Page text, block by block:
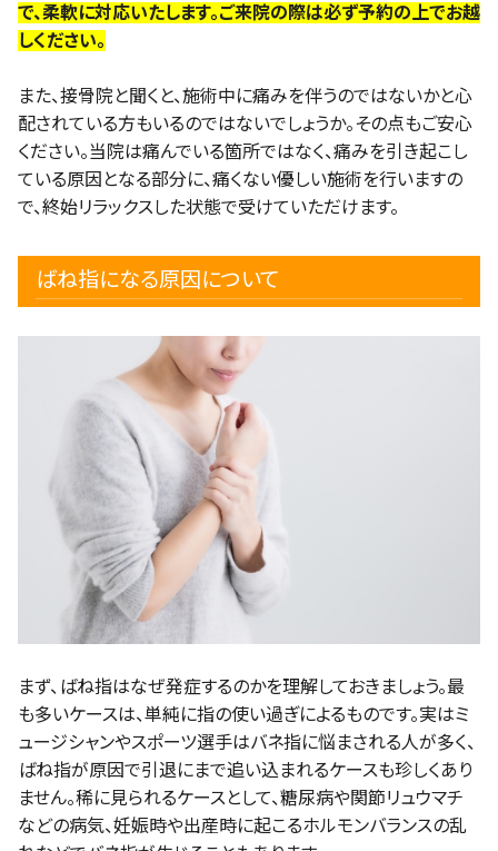
で、柔軟に対応いたします。ご来院の際は必ず予約の上でお越
しください。
また、接骨院と聞くと、施術中に痛みを伴うのではないかと心
配されている方もいるのではないでしょうか。その点もご安心
ください。当院は痛んでいる箇所ではなく、痛みを引き起こし
ている原因となる部分に、痛くない優しい施術を行いますの
で、終始リラックスした状態で受けていただけます。
ばね指になる原因について
まず、ばね指はなぜ発症するのかを理解しておきましょう。最
も多いケースは、単純に指の使い過ぎによるものです。実はミ
ュージシャンやスポーツ選手はバネ指に悩まされる人が多く、
ばね指が原因で引退にまで追い込まれるケースも珍しくあり
ません。稀に見られるケースとして、糖尿病や関節リュウマチ
などの病気、妊娠時や出産時に起こるホルモンバランスの乱